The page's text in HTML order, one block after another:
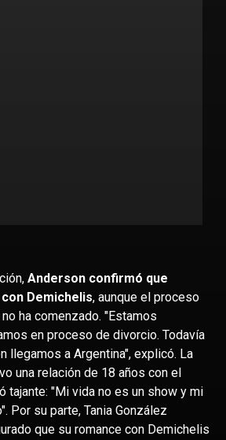
Anderson confirmó que
Demichelis, aunque el proceso
ha comenzado. "Estamos
en proceso de divorcio. Todavía
llegamos a Argentina", explicó. La
una relación de 18 años con el
tajante: "Mi vida no es un show y mi
Por su parte, Tania González
que su romance con Demichelis